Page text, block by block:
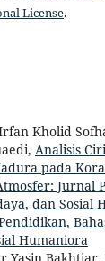
License.
Kholid
Analisis
pada
Jurnal
dan Sosial
Humaniora
Yasin Bakhtiar,